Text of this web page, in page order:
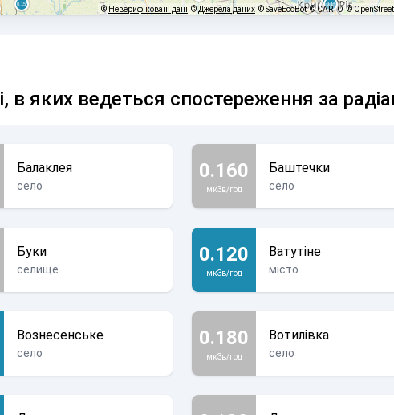
©Неверифіковані дані © Джерела даних © SaveEcoBot © CARTO ©
в яких ведеться спостереження за
Балаклея
село
0.160
мкЗв/год
Баштечки
село
Буки
селище
0.120
мкЗв/год
Ватутіне
місто
Вознесенське
село
0.180
мкЗв/год
Вотилівка
село